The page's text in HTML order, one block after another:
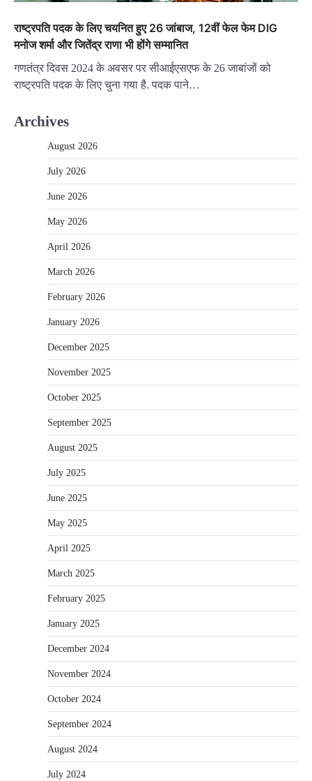
राष्‍ट्रपति पदक के लिए चयनित हुए 26 जांबाज, 12वीं फेल फेम DIG
मनोज शर्मा और जितेंद्र राणा भी होंगे सम्‍मानित
गणतंत्र दिवस 2024 के अवसर पर सीआईएसएफ के 26 जाबांजों को
राष्‍ट्रपति पदक के लिए चुना गया है. पदक पाने…
Archives
August 2026
July 2026
June 2026
May 2026
April 2026
March 2026
February 2026
January 2026
December 2025
November 2025
October 2025
September 2025
August 2025
July 2025
June 2025
May 2025
April 2025
March 2025
February 2025
January 2025
December 2024
November 2024
October 2024
September 2024
August 2024
July 2024